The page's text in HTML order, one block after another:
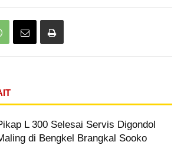
L 300 Selesai Servis Digondol
di Bengkel Brangkal Sooko